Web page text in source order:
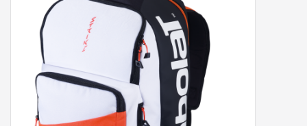
Snaren
Accessoires
Sponsoring